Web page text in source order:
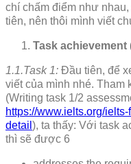
chí chấm điểm như
tiên, nên thôi mình viết
Task achievement
1.1.Task 1: Đầu tiên, để
viết của mình nhé. Tham
(Writing task 1/2
https://www.ielts.org/
detail ), ta thấy: Với task
thì sẽ được 6